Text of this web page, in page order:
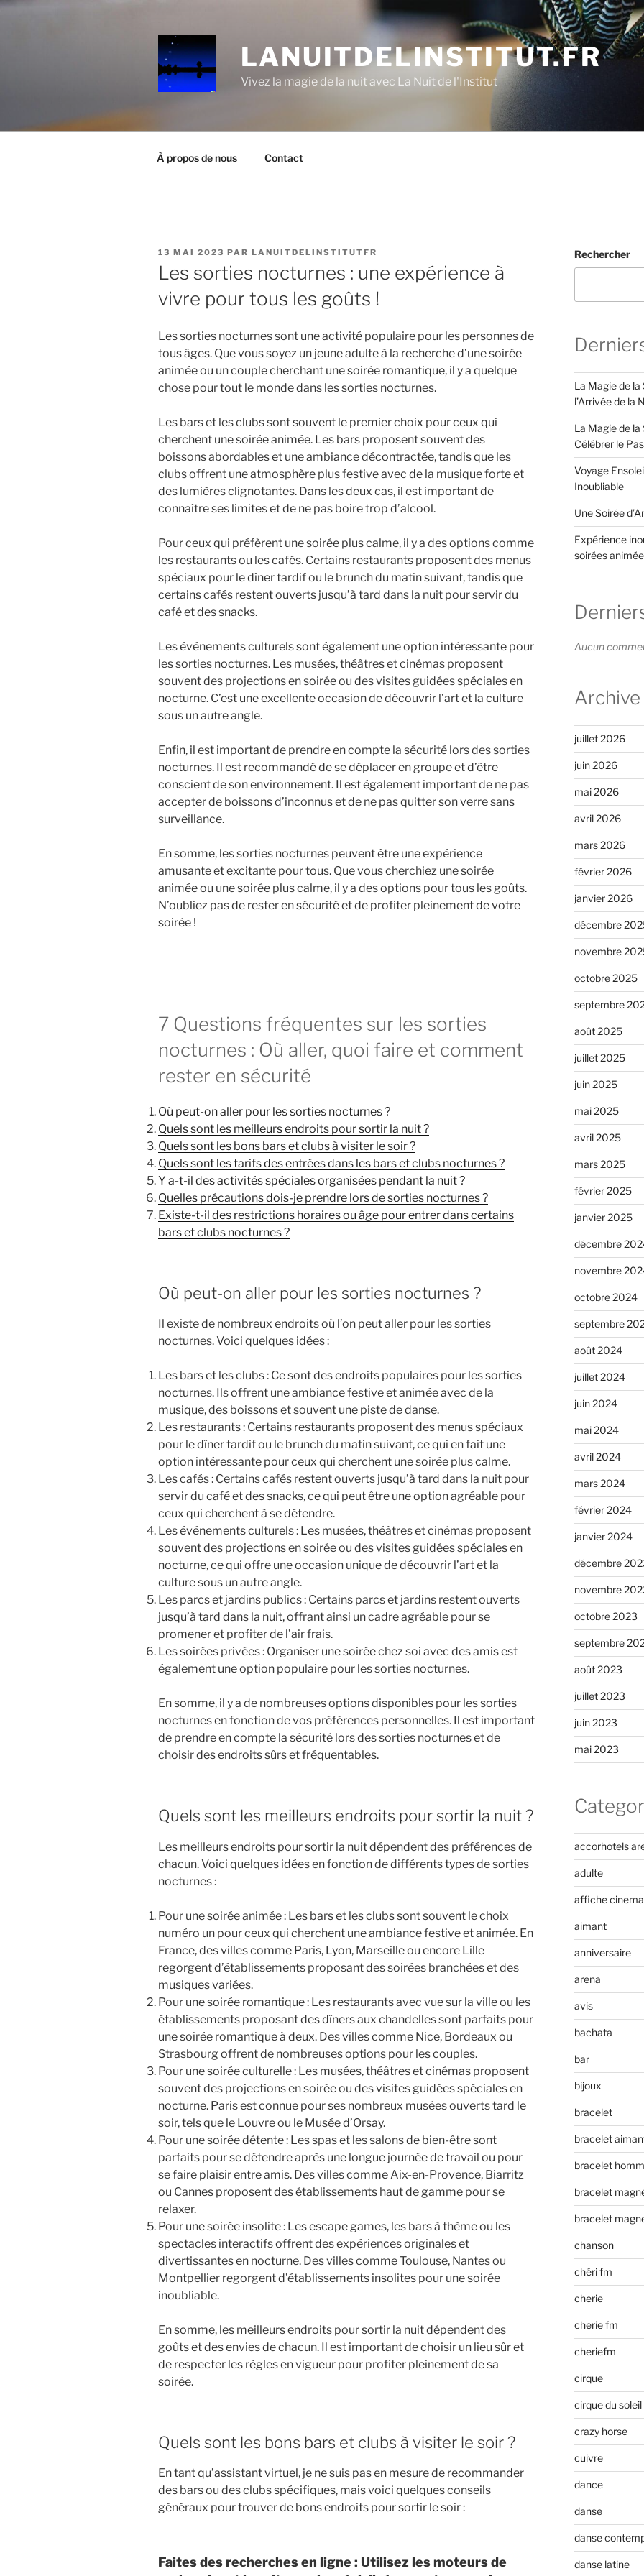
Aller
LANUITDELINSTITUT.FR
Vivez la magie de la nuit avec La Nuit de l'Institut
À propos de nous Contact
PUBLIÉ
LE
13 MAI 2023 PAR LANUITDELINSTITUTFR
Les sorties nocturnes : une expérience à
vivre pour tous les goûts !
Les sorties nocturnes sont une activité populaire pour les personnes de
tous âges. Que vous soyez un jeune adulte à la recherche d’une soirée
animée ou un couple cherchant une soirée romantique, il y a quelque
chose pour tout le monde dans les sorties nocturnes.
Les bars et les clubs sont souvent le premier choix pour ceux qui
cherchent une soirée animée. Les bars proposent souvent des
boissons abordables et une ambiance décontractée, tandis que les
clubs offrent une atmosphère plus festive avec de la musique forte et
des lumières clignotantes. Dans les deux cas, il est important de
connaître ses limites et de ne pas boire trop d’alcool.
Pour ceux qui préfèrent une soirée plus calme, il y a des options comme
les restaurants ou les cafés. Certains restaurants proposent des menus
spéciaux pour le dîner tardif ou le brunch du matin suivant, tandis que
certains cafés restent ouverts jusqu’à tard dans la nuit pour servir du
café et des snacks.
Les événements culturels sont également une option intéressante pour
les sorties nocturnes. Les musées, théâtres et cinémas proposent
souvent des projections en soirée ou des visites guidées spéciales en
nocturne. C’est une excellente occasion de découvrir l’art et la culture
sous un autre angle.
Enfin, il est important de prendre en compte la sécurité lors des sorties
nocturnes. Il est recommandé de se déplacer en groupe et d’être
conscient de son environnement. Il est également important de ne pas
accepter de boissons d’inconnus et de ne pas quitter son verre sans
surveillance.
En somme, les sorties nocturnes peuvent être une expérience
amusante et excitante pour tous. Que vous cherchiez une soirée
animée ou une soirée plus calme, il y a des options pour tous les goûts.
N’oubliez pas de rester en sécurité et de profiter pleinement de votre
soirée !
7 Questions fréquentes sur les sorties
nocturnes : Où aller, quoi faire et comment
rester en sécurité
Où peut-on aller pour les sorties nocturnes ?
Quels sont les meilleurs endroits pour sortir la nuit ?
Quels sont les bons bars et clubs à visiter le soir ?
Quels sont les tarifs des entrées dans les bars et clubs nocturnes ?
Y a-t-il des activités spéciales organisées pendant la nuit ?
Quelles précautions dois-je prendre lors de sorties nocturnes ?
Existe-t-il des restrictions horaires ou âge pour entrer dans certains
bars et clubs nocturnes ?
Où peut-on aller pour les sorties nocturnes ?
Il existe de nombreux endroits où l’on peut aller pour les sorties
nocturnes. Voici quelques idées :
Les bars et les clubs : Ce sont des endroits populaires pour les sorties
nocturnes. Ils offrent une ambiance festive et animée avec de la
musique, des boissons et souvent une piste de danse.
Les restaurants : Certains restaurants proposent des menus spéciaux
pour le dîner tardif ou le brunch du matin suivant, ce qui en fait une
option intéressante pour ceux qui cherchent une soirée plus calme.
Les cafés : Certains cafés restent ouverts jusqu’à tard dans la nuit pour
servir du café et des snacks, ce qui peut être une option agréable pour
ceux qui cherchent à se détendre.
Les événements culturels : Les musées, théâtres et cinémas proposent
souvent des projections en soirée ou des visites guidées spéciales en
nocturne, ce qui offre une occasion unique de découvrir l’art et la
culture sous un autre angle.
Les parcs et jardins publics : Certains parcs et jardins restent ouverts
jusqu’à tard dans la nuit, offrant ainsi un cadre agréable pour se
promener et profiter de l’air frais.
Les soirées privées : Organiser une soirée chez soi avec des amis est
également une option populaire pour les sorties nocturnes.
En somme, il y a de nombreuses options disponibles pour les sorties
nocturnes en fonction de vos préférences personnelles. Il est important
de prendre en compte la sécurité lors des sorties nocturnes et de
choisir des endroits sûrs et fréquentables.
Quels sont les meilleurs endroits pour sortir la nuit ?
Les meilleurs endroits pour sortir la nuit dépendent des préférences de
chacun. Voici quelques idées en fonction de différents types de sorties
nocturnes :
Pour une soirée animée : Les bars et les clubs sont souvent le choix
numéro un pour ceux qui cherchent une ambiance festive et animée. En
France, des villes comme Paris, Lyon, Marseille ou encore Lille
regorgent d’établissements proposant des soirées branchées et des
musiques variées.
Pour une soirée romantique : Les restaurants avec vue sur la ville ou les
établissements proposant des dîners aux chandelles sont parfaits pour
une soirée romantique à deux. Des villes comme Nice, Bordeaux ou
Strasbourg offrent de nombreuses options pour les couples.
Pour une soirée culturelle : Les musées, théâtres et cinémas proposent
souvent des projections en soirée ou des visites guidées spéciales en
nocturne. Paris est connue pour ses nombreux musées ouverts tard le
soir, tels que le Louvre ou le Musée d’Orsay.
Pour une soirée détente : Les spas et les salons de bien-être sont
parfaits pour se détendre après une longue journée de travail ou pour
se faire plaisir entre amis. Des villes comme Aix-en-Provence, Biarritz
ou Cannes proposent des établissements haut de gamme pour se
relaxer.
Pour une soirée insolite : Les escape games, les bars à thème ou les
spectacles interactifs offrent des expériences originales et
divertissantes en nocturne. Des villes comme Toulouse, Nantes ou
Montpellier regorgent d’établissements insolites pour une soirée
inoubliable.
En somme, les meilleurs endroits pour sortir la nuit dépendent des
goûts et des envies de chacun. Il est important de choisir un lieu sûr et
de respecter les règles en vigueur pour profiter pleinement de sa
soirée.
Quels sont les bons bars et clubs à visiter le soir ?
En tant qu’assistant virtuel, je ne suis pas en mesure de recommander
des bars ou des clubs spécifiques, mais voici quelques conseils
généraux pour trouver de bons endroits pour sortir le soir :
Faites des recherches en ligne : Utilisez les moteurs de
Rechercher
La Magie de la
l’Arrivée de la
La Magie de la
Célébrer le
Voyage
Inoubliable
Une Soirée
Expérience
soirées
Aucun
Archive
juillet 2026
juin 2026
mai 2026
avril 2026
mars 2026
février 2026
janvier 2026
décembre
novembre
octobre 2025
septembre
août 2025
juillet 2025
juin 2025
mai 2025
avril 2025
mars 2025
février 2025
janvier 2025
décembre
novembre
octobre 2024
septembre
août 2024
juillet 2024
juin 2024
mai 2024
avril 2024
mars 2024
février 2024
janvier 2024
décembre
novembre
octobre 2023
septembre
août 2023
juillet 2023
juin 2023
mai 2023
accorhotels
adulte
affiche cinema
aimant
anniversaire
arena
avis
bachata
bar
bijoux
bracelet
bracelet
bracelet
bracelet
bracelet
chanson
chéri fm
cherie
cherie fm
cheriefm
cirque
cirque du soleil
crazy horse
cuivre
dance
danse
danse
danse latine